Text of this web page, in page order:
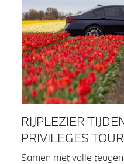
RIJPLEZIER
PRIVILEGES
Samen met volle